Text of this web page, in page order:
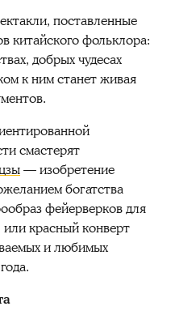
поставленные
китайского фольклора:
добрых чудесах
к ним станет живая
смастерят
— изобретение
богатства
фейерверков для
или красный конверт
и любимых